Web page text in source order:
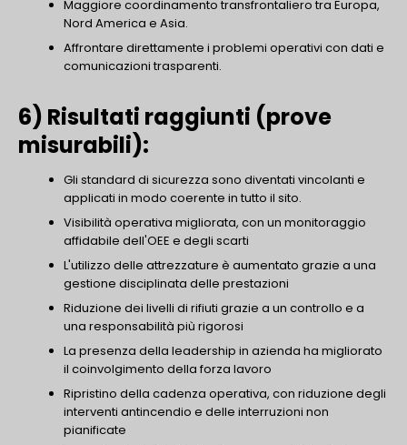
Maggiore coordinamento transfrontaliero tra Europa,
Nord America e Asia.
Affrontare direttamente i problemi operativi con dati e
comunicazioni trasparenti.
6) Risultati raggiunti (prove
misurabili):
Gli standard di sicurezza sono diventati vincolanti e
applicati in modo coerente in tutto il sito.
Visibilità operativa migliorata, con un monitoraggio
affidabile dell'OEE e degli scarti
L'utilizzo delle attrezzature è aumentato grazie a una
gestione disciplinata delle prestazioni
Riduzione dei livelli di rifiuti grazie a un controllo e a
una responsabilità più rigorosi
La presenza della leadership in azienda ha migliorato
il coinvolgimento della forza lavoro
Ripristino della cadenza operativa, con riduzione degli
interventi antincendio e delle interruzioni non
pianificate